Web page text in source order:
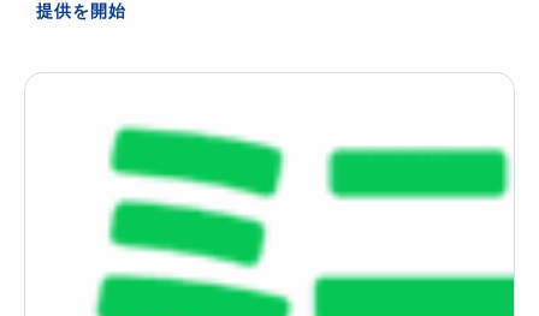
提供を開始